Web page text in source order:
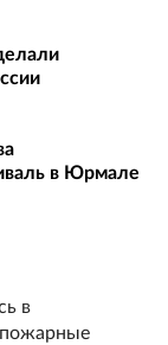
в Юрмале
в